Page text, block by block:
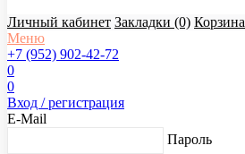
Личный кабинет Закладки (0) Корзина
Меню
+7 (952) 902-42-72
0
0
Вход / регистрация
E-Mail
Пароль